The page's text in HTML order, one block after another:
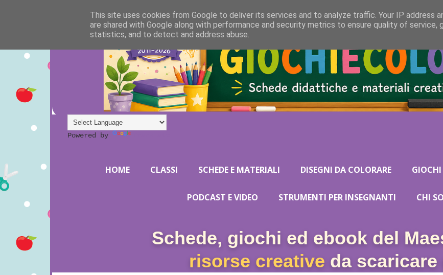
Powered by
HOME CLASSI SCHEDE E MATERIALI DISEGNI DA COLORARE
PODCAST E VIDEO STRUMENTI PER INSEGNANTI CHI
Schede, giochi ed ebook del
risorse creative da scaricare
This site uses cookies from Google to deliver its services and to analyze traffic. Your IP address
are shared with Google along with performance and security metrics to ensure quality of service,
statistics, and to detect and address abuse.